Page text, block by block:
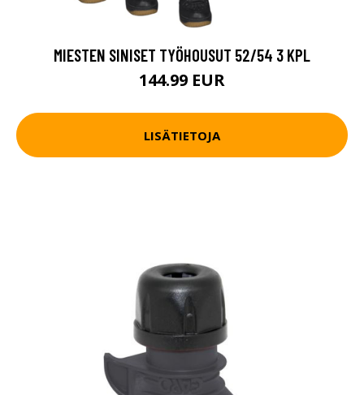
MIESTEN SINISET TYÖHOUSUT 52/54 3 KPL
144.99 EUR
LISÄTIETOJA